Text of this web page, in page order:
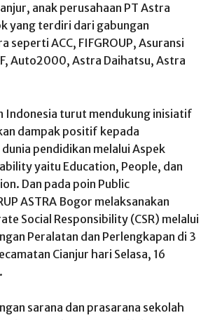
anak perusahaan PT Astra
yang terdiri dari gabungan
seperti ACC, FIFGROUP, Asuransi
Auto2000, Astra Daihatsu, Astra
Indonesia turut mendukung inisiatif
dampak positif kepada
pendidikan melalui Aspek
yaitu Education, People, dan
Dan pada poin Public
ASTRA Bogor melaksanakan
Social Responsibility (CSR) melalui
Peralatan dan Perlengkapan di 3
Cianjur hari Selasa, 16
sarana dan prasarana sekolah